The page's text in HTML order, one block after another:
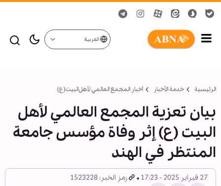
العربية
الرئيسية خدمة الأخبار أخبار المجمع العالمي لأهل‌البيت(ع)
بيان تعزية المجمع العالمي لأهل
البيت (ع) إثر وفاة مؤسس جامعة
المنتظر في الهند
27 فبراير 2025 - 17:23 رمز الخبر: 1523228